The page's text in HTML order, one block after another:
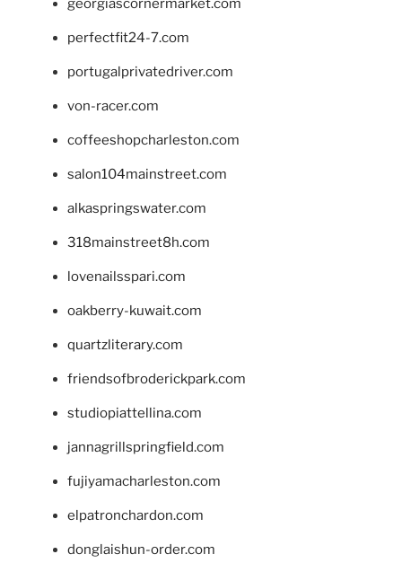
georgiascornermarket.com
perfectfit24-7.com
portugalprivatedriver.com
von-racer.com
coffeeshopcharleston.com
salon104mainstreet.com
alkaspringswater.com
318mainstreet8h.com
lovenailsspari.com
oakberry-kuwait.com
quartzliterary.com
friendsofbroderickpark.com
studiopiattellina.com
jannagrillspringfield.com
fujiyamacharleston.com
elpatronchardon.com
donglaishun-order.com